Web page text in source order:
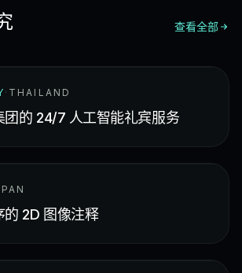
查看全部
· THAILAND
团的 24/7 人工智能礼宾服务
的 2D 图像注释